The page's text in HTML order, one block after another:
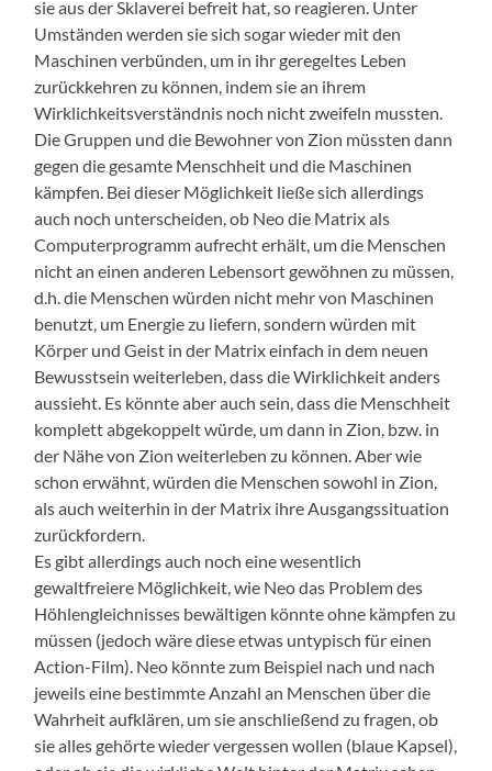
sie aus der Sklaverei befreit hat, so reagieren. Unter
Umständen werden sie sich sogar wieder mit den
Maschinen verbünden, um in ihr geregeltes Leben
zurückkehren zu können, indem sie an ihrem
Wirklichkeitsverständnis noch nicht zweifeln mussten.
Die Gruppen und die Bewohner von Zion müssten dann
gegen die gesamte Menschheit und die Maschinen
kämpfen. Bei dieser Möglichkeit ließe sich allerdings
auch noch unterscheiden, ob Neo die Matrix als
Computerprogramm aufrecht erhält, um die Menschen
nicht an einen anderen Lebensort gewöhnen zu müssen,
d.h. die Menschen würden nicht mehr von Maschinen
benutzt, um Energie zu liefern, sondern würden mit
Körper und Geist in der Matrix einfach in dem neuen
Bewusstsein weiterleben, dass die Wirklichkeit anders
aussieht. Es könnte aber auch sein, dass die Menschheit
komplett abgekoppelt würde, um dann in Zion, bzw. in
der Nähe von Zion weiterleben zu können. Aber wie
schon erwähnt, würden die Menschen sowohl in Zion,
als auch weiterhin in der Matrix ihre Ausgangssituation
zurückfordern.
Es gibt allerdings auch noch eine wesentlich
gewaltfreiere Möglichkeit, wie Neo das Problem des
Höhlengleichnisses bewältigen könnte ohne kämpfen zu
müssen (jedoch wäre diese etwas untypisch für einen
Action-Film). Neo könnte zum Beispiel nach und nach
jeweils eine bestimmte Anzahl an Menschen über die
Wahrheit aufklären, um sie anschließend zu fragen, ob
sie alles gehörte wieder vergessen wollen (blaue Kapsel),